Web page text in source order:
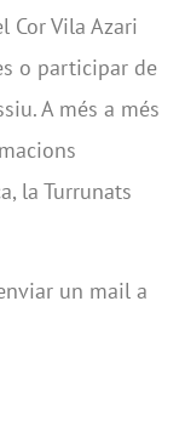
Cor Vila Azari
o participar de
A més a més
la Turrunats
un mail a